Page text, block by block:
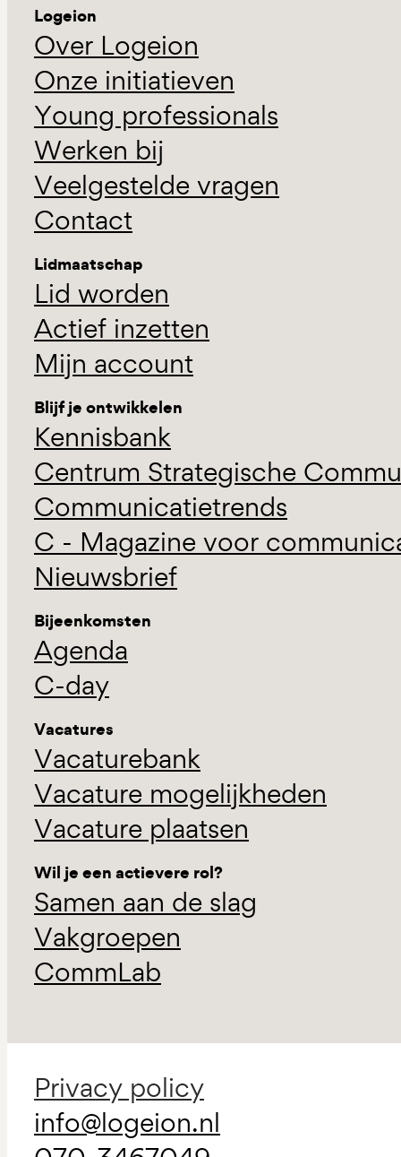
Logeion
Over Logeion
Onze initiatieven
Young professionals
Werken bij
Veelgestelde vragen
Contact
Lidmaatschap
Lid worden
Actief inzetten
Mijn account
Blijf je ontwikkelen
Kennisbank
Centrum Strategische
Communicatietrends
C - Magazine voor
Nieuwsbrief
Bijeenkomsten
Agenda
C-day
Vacatures
Vacaturebank
Vacature mogelijkheden
Vacature plaatsen
Wil je een actievere rol?
Samen aan de slag
Vakgroepen
CommLab
Privacy policy
info@logeion.nl